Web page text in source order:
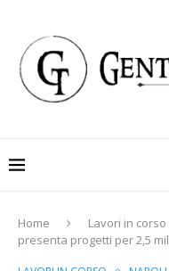
Home Lavori in corso
presenta progetti per 2,5